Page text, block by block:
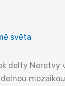
světa
delty Neretvy